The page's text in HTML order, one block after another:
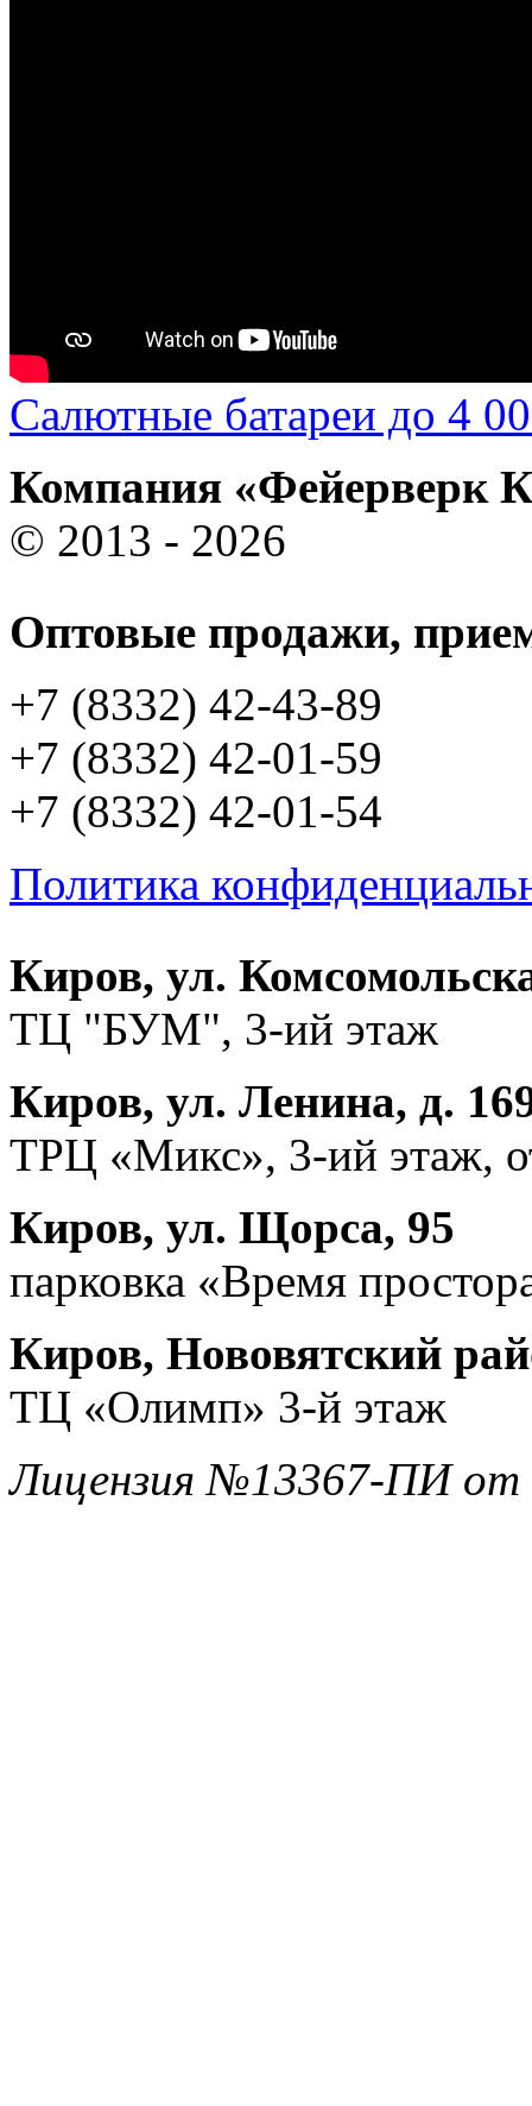
Салютные батареи до 4
Компания «Фейерверк
© 2013 - 2026
Оптовые продажи,
+7 (8332) 42-43-89
+7 (8332) 42-01-59
+7 (8332) 42-01-54
Политика
Киров, ул.
ТЦ "БУМ", 3-ий этаж
Киров, ул. Ленина, д.
ТРЦ «Микс», 3-ий этаж,
Киров, ул. Щорса, 95
парковка «Время
Киров, Нововятский
ТЦ «Олимп» 3-й этаж
Лицензия №13367-ПИ от